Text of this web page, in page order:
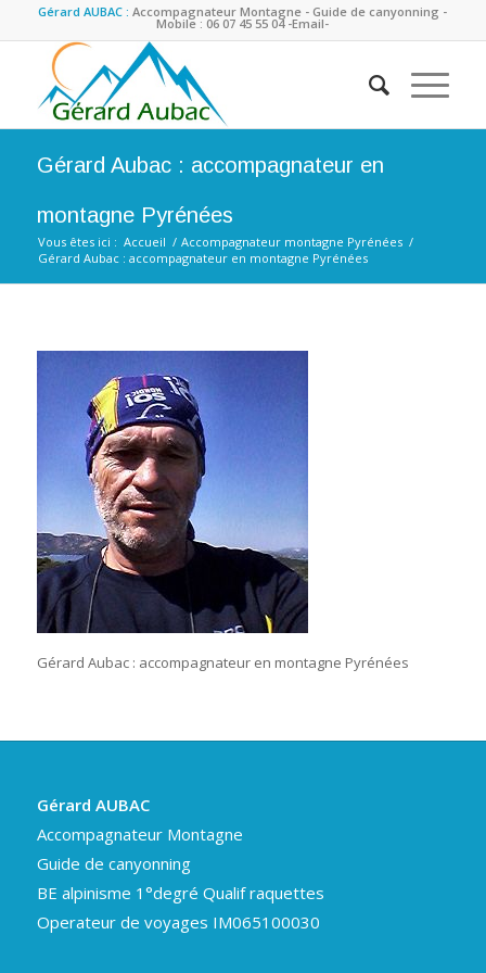
Gérard AUBAC :Accompagnateur Montagne - Guide de canyonning -
Mobile : 06 07 45 55 04 -Email-
Gérard Aubac : accompagnateur en
montagne Pyrénées
Vous êtes ici : Accueil / Accompagnateur montagne Pyrénées /
Gérard Aubac : accompagnateur en montagne Pyrénées
Gérard Aubac : accompagnateur en montagne Pyrénées
Gérard AUBAC
Accompagnateur Montagne
Guide de canyonning
BE alpinisme 1°degré Qualif raquettes
Operateur de voyages IM065100030